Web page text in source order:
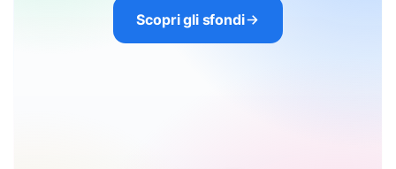
Scopri gli sfondi